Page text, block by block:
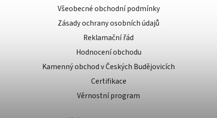
Všeobecné obchodní podmínky
Zásady ochrany osobních údajů
Reklamační řád
Hodnocení obchodu
Kamenný obchod v Českých Budějovicích
Certifikace
Věrnostní program